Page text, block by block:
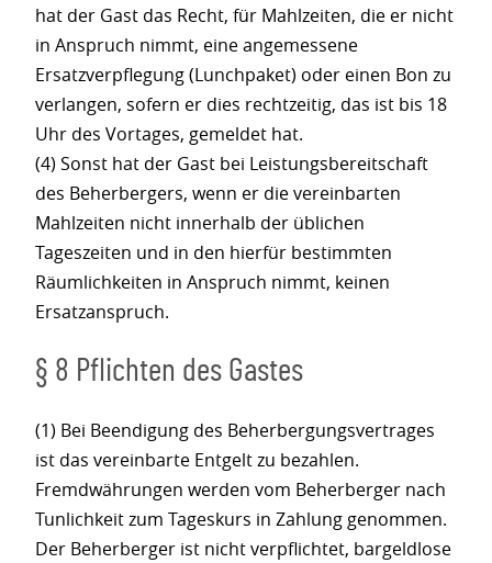
hat der Gast das Recht, für Mahlzeiten, die er nicht
in Anspruch nimmt, eine angemessene
Ersatzverpflegung (Lunchpaket) oder einen Bon zu
verlangen, sofern er dies rechtzeitig, das ist bis 18
Uhr des Vortages, gemeldet hat.
(4) Sonst hat der Gast bei Leistungsbereitschaft
des Beherbergers, wenn er die vereinbarten
Mahlzeiten nicht innerhalb der üblichen
Tageszeiten und in den hierfür bestimmten
Räumlichkeiten in Anspruch nimmt, keinen
Ersatzanspruch.
§ 8 Pflichten des Gastes
(1) Bei Beendigung des Beherbergungsvertrages
ist das vereinbarte Entgelt zu bezahlen.
Fremdwährungen werden vom Beherberger nach
Tunlichkeit zum Tageskurs in Zahlung genommen.
Der Beherberger ist nicht verpflichtet, bargeldlose